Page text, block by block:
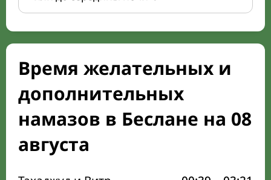
Время желательных и
дополнительных
намазов в Беслане на 08
августа